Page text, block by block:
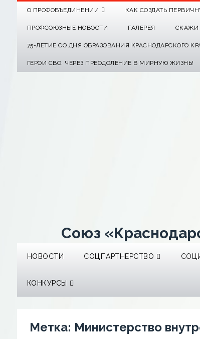
О ПРОФОБЪЕДИНЕНИИ КАК СОЗДАТЬ
ПРОФСОЮЗНЫЕ НОВОСТИ ГАЛЕРЕЯ СКАЖИ
75-ЛЕТИЕ СО ДНЯ ОБРАЗОВАНИЯ КРАСНОДАРСКОГО
ГЕРОИ СВО: ЧЕРЕЗ ПРЕОДОЛЕНИЕ В МИРНУЮ ЖИЗНЬ!
Союз
НОВОСТИ СОЦПАРТНЕРСТВО
КОНКУРСЫ
Метка: Министерство